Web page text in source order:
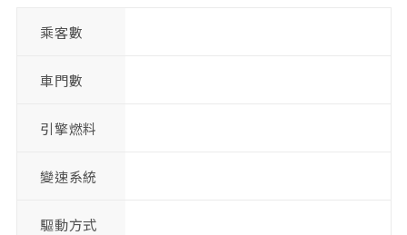
乘客數
車門數
引擎燃料
變速系統
驅動方式